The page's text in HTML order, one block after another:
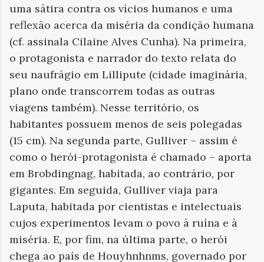
uma sátira contra os vícios humanos e uma
reflexão acerca da miséria da condição humana
(cf. assinala Cilaine Alves Cunha). Na primeira,
o protagonista e narrador do texto relata do
seu naufrágio em Lillipute (cidade imaginária,
plano onde transcorrem todas as outras
viagens também). Nesse território, os
habitantes possuem menos de seis polegadas
(15 cm). Na segunda parte, Gulliver – assim é
como o herói-protagonista é chamado – aporta
em Brobdingnag, habitada, ao contrário, por
gigantes. Em seguida, Gulliver viaja para
Laputa, habitada por cientistas e intelectuais
cujos experimentos levam o povo à ruína e à
miséria. E, por fim, na última parte, o herói
chega ao país de Houyhnhnms, governado por